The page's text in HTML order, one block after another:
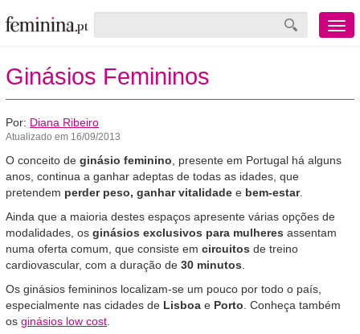
Menu
mobile
Ginásios Femininos
Por: Diana Ribeiro
Atualizado em 16/09/2013
O conceito de ginásio feminino , presente em Portugal há alguns
anos, continua a ganhar adeptas de todas as idades, que
pretendem perder peso, ganhar vitalidade e bem-estar.
Ainda que a maioria destes espaços apresente várias opções de
modalidades, os ginásios exclusivos para mulheres assentam
numa oferta comum, que consiste em circuitos de treino
cardiovascular, com a duração de 30 minutos
Os ginásios femininos localizam-se um pouco por todo o país,
especialmente nas cidades de Lisboa e Porto . Conheça também
os ginásios low cost